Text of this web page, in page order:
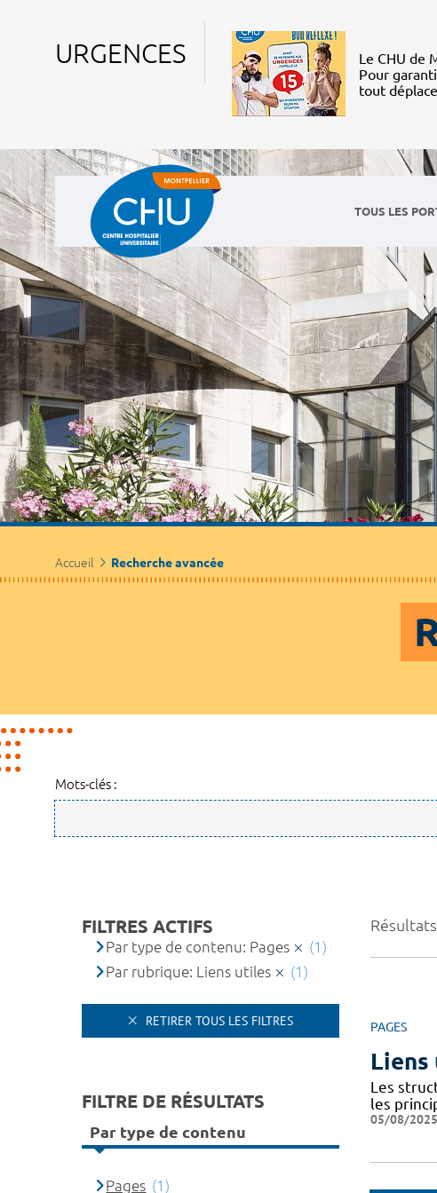
URGENCES
Le CHU de
Pour
tout
TOUS LES
Accueil Recherche avancée
Mots-clés :
PAGES
Les
les
05/08/
FILTRES ACTIFS
Par type de contenu: Pages
(1)
Par rubrique: Liens utiles
(1)
RETIRER TOUS LES FILTRES
FILTRE DE RÉSULTATS
Par type de contenu
Pages (1)